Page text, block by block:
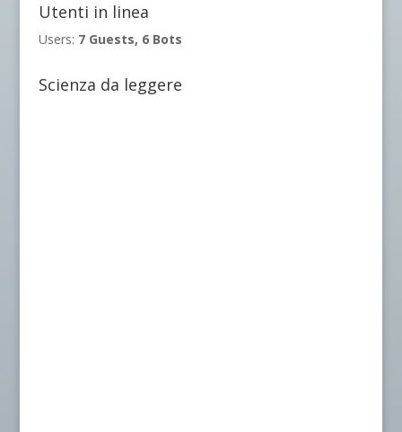
Utenti in linea
Users: 7 Guests, 6 Bots
Scienza da leggere